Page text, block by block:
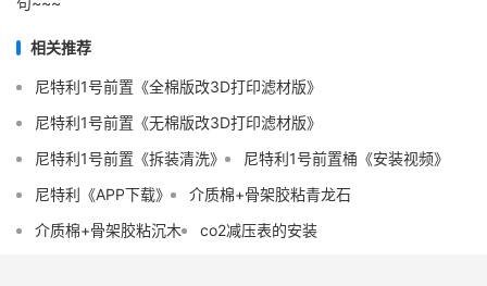
相关推荐
尼特利1号前置《全棉版改3D打印滤材版》
尼特利1号前置《无棉版改3D打印滤材版》
尼特利1号前置《拆装清洗》
尼特利1号前置桶《安装视频》
尼特利《APP下载》
介质棉+骨架胶粘青龙石
介质棉+骨架胶粘沉木
co2减压表的安装